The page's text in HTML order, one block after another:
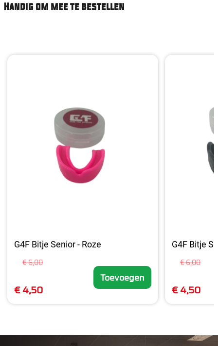
Handig om mee te bestellen
G4F Bitje Senior - Roze
€ 6,00
€ 4,50
Toevoegen
G4F Bitje
€ 6,00
€ 4,50